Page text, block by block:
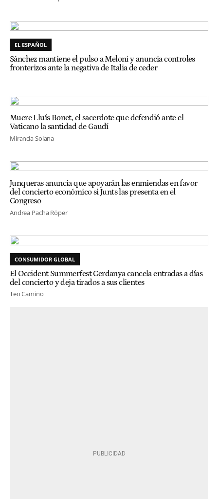
EL ESPAÑOL
Sánchez mantiene el pulso a Meloni y anuncia controles
fronterizos ante la negativa de Italia de ceder
Muere Lluís Bonet, el sacerdote que defendió ante el
Vaticano la santidad de Gaudí
Miranda Solana
Junqueras anuncia que apoyarán las enmiendas en favor
del concierto económico si Junts las presenta en el
Congreso
Andrea Pacha Röper
CONSUMIDOR GLOBAL
El Occident Summerfest Cerdanya cancela entradas a días
del concierto y deja tirados a sus clientes
Teo Camino